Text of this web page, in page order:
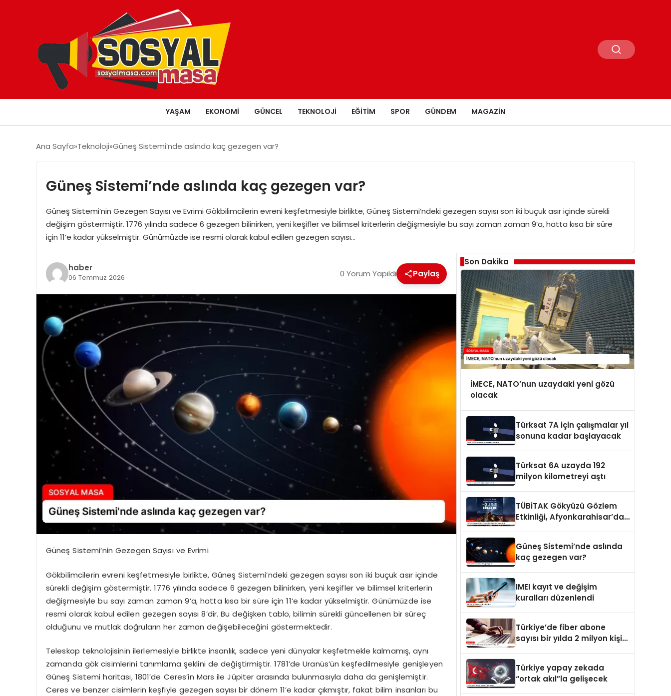
YAŞAM EKONOMI GÜNCEL TEKNOLOJI EĞITIM SPOR GÜNDEM MAGAZIN
Ana Sayfa Teknoloji Güneş Sistemi’nde aslında kaç gezegen var?
Güneş Sistemi’nde aslında kaç gezegen var?
Güneş Sistemi’nin Gezegen Sayısı ve Evrimi Gökbilimcilerin evreni keşfetmesiyle birlikte, Güneş Sistemi’ndeki gezegen sayısı son iki buçuk asır içinde sürekli
değişim göstermiştir. 1776 yılında sadece 6 gezegen bilinirken, yeni keşifler ve bilimsel kriterlerin değişmesiyle bu sayı zaman zaman 9’a, hatta kısa bir süre
için 11’e kadar yükselmiştir. Günümüzde ise resmi olarak kabul edilen gezegen sayısı…
haber
06 Temmuz 2026 0 Yorum Yapıldı Paylaş
Güneş Sistemi’nin Gezegen Sayısı ve Evrimi
Gökbilimcilerin evreni keşfetmesiyle birlikte, Güneş Sistemi’ndeki gezegen sayısı son iki buçuk asır içinde
sürekli değişim göstermiştir. 1776 yılında sadece 6 gezegen bilinirken, yeni keşifler ve bilimsel kriterlerin
değişmesiyle bu sayı zaman zaman 9’a, hatta kısa bir süre için 11’e kadar yükselmiştir. Günümüzde ise
resmi olarak kabul edilen gezegen sayısı 8’dir. Bu değişken tablo, bilimin sürekli güncellenen bir süreç
olduğunu ve mutlak doğruların her zaman değişebileceğini göstermektedir.
Teleskop teknolojisinin ilerlemesiyle birlikte insanlık, sadece yeni dünyalar keşfetmekle kalmamış, aynı
zamanda gök cisimlerini tanımlama şeklini de değiştirmiştir. 1781’de Uranüs’ün keşfedilmesiyle genişleyen
Güneş Sistemi haritası, 1801’de Ceres’in Mars ile Jüpiter arasında bulunmasıyla daha da genişlemiştir.
Ceres ve benzer cisimlerin keşfiyle gezegen sayısı bir dönem 11’e kadar çıkmıştır, fakat bilim insanları bu
Son Dakika
İMECE, NATO’nun uzaydaki yeni gözü
olacak
Türksat 7A için çalışmalar yıl
sonuna kadar başlayacak
Türksat 6A uzayda 192
milyon kilometreyi aştı
TÜBİTAK Gökyüzü Gözlem
Etkinliği, Afyonkarahisar’da
Güneş Sistemi’nde aslında
kaç gezegen var?
IMEI kayıt ve değişim
kuralları düzenlendi
Türkiye’de fiber abone
sayısı bir yılda 2 milyon kişi
Türkiye yapay zekada
“ortak akıl”la gelişecek